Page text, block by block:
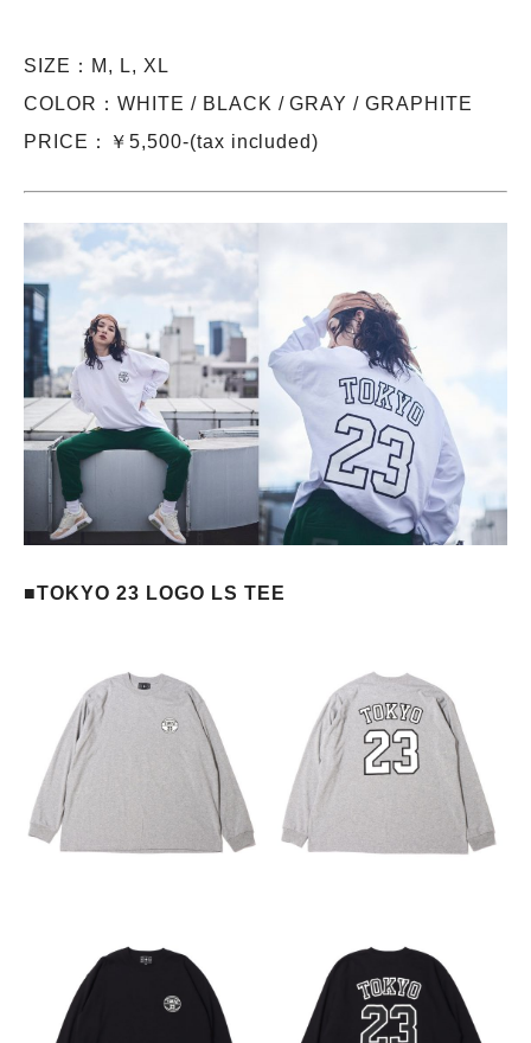
SIZE：M, L, XL
COLOR：WHITE / BLACK / GRAY / GRAPHITE
PRICE：￥5,500-(tax included)
■TOKYO 23 LOGO LS TEE